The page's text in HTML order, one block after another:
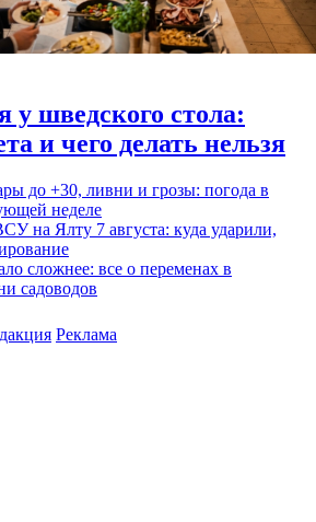
у шведского стола:
и чего делать нельзя
до +30, ливни и грозы: погода в
неделе
на Ялту 7 августа: куда ударили,
сложнее: все о переменах в
садоводов
Реклама